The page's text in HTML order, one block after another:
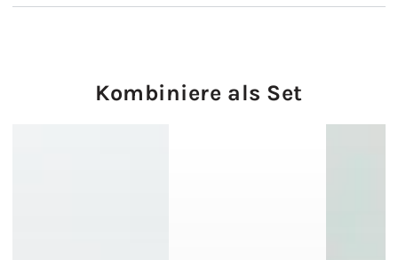
Kombiniere als Set